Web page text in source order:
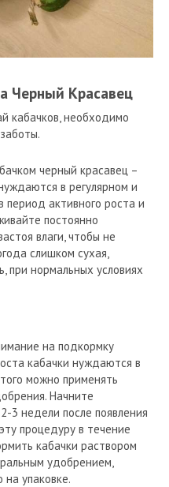
Черный Красавец
кабачков, необходимо
черный красавец –
в регулярном и
период активного роста и
постоянно
влаги, чтобы не
слишком сухая,
при нормальных условиях
на подкормку
кабачки нуждаются в
можно применять
Начните
3 недели после появления
процедуру в течение
кабачки раствором
удобрением,
упаковке.